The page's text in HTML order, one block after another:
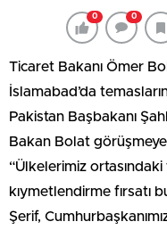
0 0
Ticaret Bakanı Ömer
İslamabad’da
Pakistan Başbakanı
Bakan Bolat görüşmeye
“Ülkelerimiz
kıymetlendirme fırsatı
Şerif,